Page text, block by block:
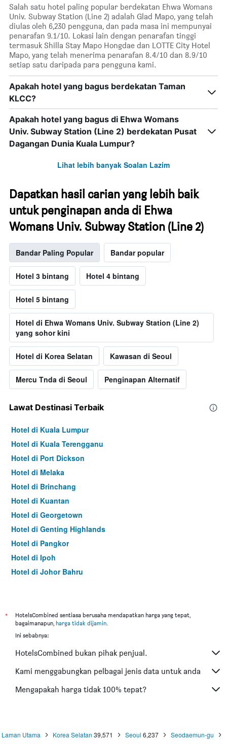
Salah satu hotel paling popular berdekatan Ehwa Womans
Univ. Subway Station (Line 2) adalah Glad Mapo, yang telah
diulas oleh 6,230 pengguna, dan pada masa ini mempunyai
penarafan 9.1/10. Lokasi lain dengan penarafan tinggi
termasuk Shilla Stay Mapo Hongdae dan LOTTE City Hotel
Mapo, yang telah menerima penarafan 8.4/10 dan 8.9/10
setiap satu daripada para pengguna kami.
Apakah hotel yang bagus berdekatan Taman
KLCC?
Apakah hotel yang bagus di Ehwa Womans
Univ. Subway Station (Line 2) berdekatan Pusat
Dagangan Dunia Kuala Lumpur?
Lihat lebih banyak Soalan Lazim
Dapatkan hasil carian yang lebih baik
untuk penginapan anda di Ehwa
Womans Univ. Subway Station (Line 2)
Bandar Paling Popular Bandar popular
Hotel 3 bintang Hotel 4 bintang
Hotel 5 bintang
Hotel di Ehwa Womans Univ. Subway Station (Line 2)
yang sohor kini
Hotel di Korea Selatan Kawasan di Seoul
Mercu Tnda di Seoul Penginapan Alternatif
Lawat Destinasi Terbaik
Hotel di Kuala Lumpur
Hotel di Kuala Terengganu
Hotel di Port Dickson
Hotel di Melaka
Hotel di Brinchang
Hotel di Kuantan
Hotel di Georgetown
Hotel di Genting Highlands
Hotel di Pangkor
Hotel di Ipoh
Hotel di Johor Bahru
Hotel di Kuching
Hotel di Tokyo
Hotel di Bangkok
Hotel di Putrajaya
Hotel di Shah Alam
*
HotelsCombined sentiasa berusaha mendapatkan harga yang tepat,
bagaimanapun, harga tidak dijamin.
Ini sebabnya:
HotelsCombined bukan pihak penjual.
Kami menggabungkan pelbagai jenis data untuk anda
Mengapakah harga tidak 100% tepat?
Laman Utama Korea Selatan 39,571 Seoul 6,237 Seodaemun-gu